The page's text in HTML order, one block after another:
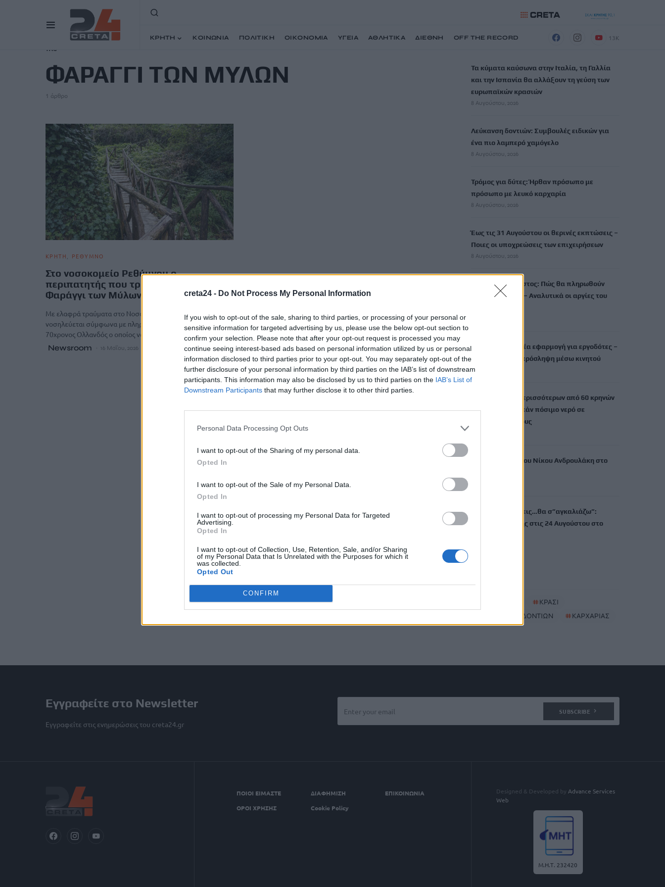
creta24 - Do Not Process My Personal Information
If you wish to opt-out of the sale, sharing to third parties, or processing of your personal or
sensitive information for targeted advertising by us, please use the below opt-out section to
confirm your selection. Please note that after your opt-out request is processed you may
continue seeing interest-based ads based on personal information utilized by us or personal
information disclosed to third parties prior to your opt-out. You may separately opt-out of the
further disclosure of your personal information by third parties on the IAB’s list of downstream
participants. This information may also be disclosed by us to third parties on the IAB’s List of
Downstream Participants that may further disclose it to other third parties.
Personal Data Processing Opt Outs
I want to opt-out of the Sharing of my personal data.
Opted In
I want to opt-out of the Sale of my Personal Data.
Opted In
I want to opt-out of processing my Personal Data for Targeted
Advertising.
Opted In
I want to opt-out of Collection, Use, Retention, Sale, and/or Sharing
of my Personal Data that Is Unrelated with the Purposes for which it
was collected.
Opted Out
CONFIRM
ΚΡΗΤΗ ΚΟΙΝΩΝΙΑ ΠΟΛΙΤΙΚΗ ΟΙΚΟΝΟΜΙΑ ΥΓΕΙΑ ΑΘΛΗΤΙΚΑ ΔΙΕΘΝΗ OFF THE RECORD
13K
TAG
ΦΑΡΑΓΓΙ ΤΩΝ ΜΥΛΩΝ
1 άρθρο
ΚΡΗΤΗ ΡΕΘΥΜΝΟ
Στο νοσοκομείο Ρεθύμνου ο
περιπατητής που τραυματίστηκε στο
Φαράγγι των Μύλων
Με ελαφρά τραύματα στο Νοσοκομείο Ρεθύμνου
νοσηλεύεται σύμφωνα με πληροφορίες των “Ρ.Ν.” ένας
70χρονος Ολλανδός o οποίος νωρίτερα…
Newsroom 16 Μαΐου, 2026
Τα κύματα καύσωνα στην Ιταλία, τη Γαλλία
και την Ισπανία θα αλλάξουν τη γεύση των
ευρωπαϊκών κρασιών
8 Αυγούστου, 2026
Λεύκανση δοντιών: Συμβουλές ειδικών για
ένα πιο λαμπερό χαμόγελο
8 Αυγούστου, 2026
Τρόμος για δύτες: Ήρθαν πρόσωπο με
πρόσωπο με λευκό καρχαρία
8 Αυγούστου, 2026
Έως τις 31 Αυγούστου οι θερινές εκπτώσεις –
Ποιες οι υποχρεώσεις των επιχειρήσεων
8 Αυγούστου, 2026
Δεκαπενταύγουστος: Πώς θα πληρωθούν
όσοι εργαστούν – Αναλυτικά οι αργίες του
«Ergani app»: Νέα εφαρμογή για εργοδότες –
Πώς θα κάνετε πρόσληψη μέσω κινητού
8 Αυγούστου, 2026
Χανιά: Δίκτυο περισσότερων από 60 κρηνών
προσφέρει δωρεάν πόσιμο νερό σε
δημόσιους χώρους
Δύο συναυλίες του Νίκου Ανδρουλάκη στο
“Έρθεις δεν έρθεις…θα σ”αγκαλιάζω”:
Συναυλία αγάπης στις 24 Αυγούστου στο
#ΚΡΑΣΙ
ΛΕΥΚΑΝΣΗ ΔΟΝΤΙΩΝ #ΚΑΡΧΑΡΙΑΣ
Εγγραφείτε στο Newsletter
Εγγραφείτε στις ενημερώσεις του creta24.gr
SUBSCRIBE
ΠΟΙΟΙ ΕΙΜΑΣΤΕ ΔΙΑΦΗΜΙΣΗ
ΕΠΙΚΟΙΝΩΝΙΑ
ΟΡΟΙ ΧΡΗΣΗΣ
Cookie Policy
Designed & Developed by Advance Services
Web
Μ.Η.Τ. 232420